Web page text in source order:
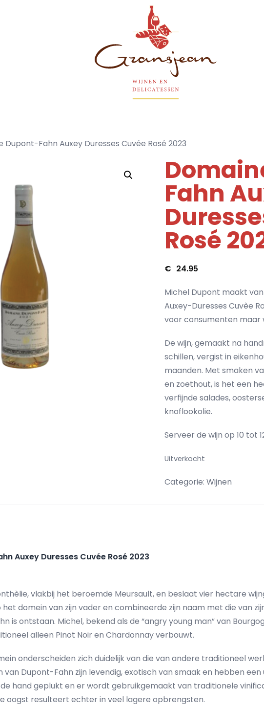
Gransjean - Wijn - Broodjes - Delicatessen
Dupont-Fahn Auxey Duresses Cuvée Rosé 2023
Fahn
Rosé
€ 24.95
Michel Dupont maakt
Auxey-Duresses Cuvèe
voor consumenten maar
De wijn, gemaakt na
schillen, vergist in
maanden. Met smaken
en zoethout, is het een
verfijnde salades,
knoflookolie.
Serveer de wijn op 10 tot
Uitverkocht
Categorie:Wijnen
Auxey Duresses Cuvée Rosé 2023
vlakbij het beroemde Meursault, en beslaat vier hectare
domein van zijn vader en combineerde zijn naam met die van
is ontstaan. Michel, bekend als de “angry young man” van
alleen Pinot Noir en Chardonnay verbouwt.
onderscheiden zich duidelijk van die van andere traditioneel
van Dupont-Fahn zijn levendig, exotisch van smaak en hebben
hand geplukt en er wordt gebruikgemaakt van traditionele
oogst resulteert echter in veel lagere opbrengsten.